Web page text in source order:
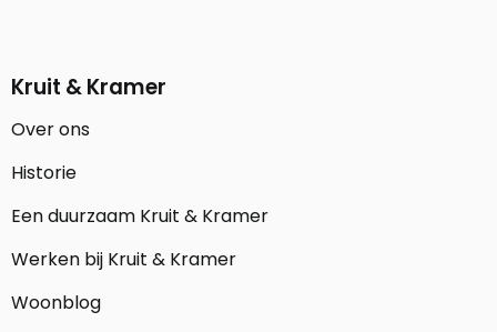
Kruit & Kramer
Over ons
Historie
Een duurzaam Kruit & Kramer
Werken bij Kruit & Kramer
Woonblog